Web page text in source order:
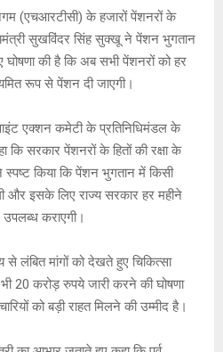
(एचआरटीसी) के हजारों पेंशनरों के
सुखविंदर सिंह सुक्खू ने पेंशन भुगतान
की है कि अब सभी पेंशनरों को हर
रूप से पेंशन दी जाएगी।
एक्शन कमेटी के प्रतिनिधिमंडल के
सरकार पेंशनरों के हितों की रक्षा के
स्पष्ट किया कि पेंशन भुगतान में किसी
और इसके लिए राज्य सरकार हर महीने
कराएगी।
लंबित मांगों को देखते हुए चिकित्सा
भी 20 करोड़ रुपये जारी करने की घोषणा
को बड़ी राहत मिलने की उम्मीद है।